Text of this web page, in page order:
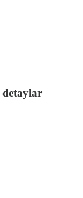
detaylar